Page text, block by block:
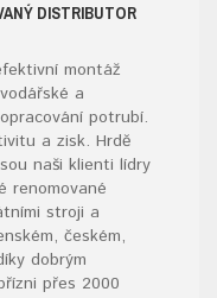
DISTRIBUTOR
montáž
a
potrubí.
a zisk. Hrdě
naši klienti lídry
renomované
stroji a
českém,
dobrým
přes 2000